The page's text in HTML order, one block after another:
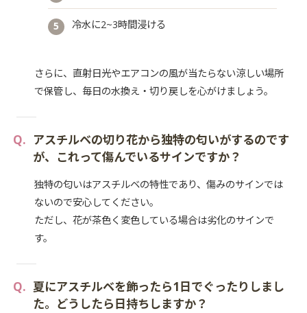
冷水に2~3時間浸ける
さらに、直射日光やエアコンの風が当たらない涼しい場所
で保管し、毎日の水換え・切り戻しを心がけましょう。
アスチルベの切り花から独特の匂いがするのです
が、これって傷んでいるサインですか？
独特の匂いはアスチルベの特性であり、傷みのサインでは
ないので安心してください。
ただし、花が茶色く変色している場合は劣化のサインで
す。
夏にアスチルベを飾ったら1日でぐったりしまし
た。どうしたら日持ちしますか？